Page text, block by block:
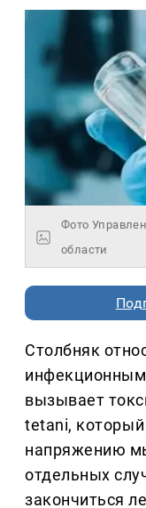
Фото
области
Столбняк
вызывает
tetani,
напряжению
отдельных
закончиться